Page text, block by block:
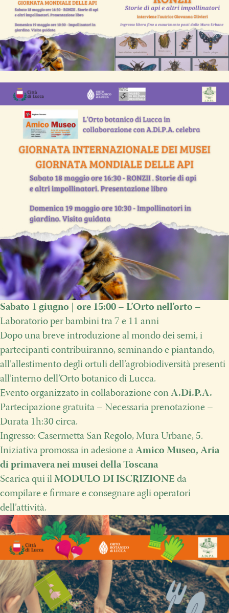
Sabato 1 giugno | ore 15:00 – L’Orto nell’orto –
Laboratorio per bambini tra 7 e 11 anni
Dopo una breve introduzione al mondo dei semi, i
partecipanti contribuiranno, seminando e piantando,
all’allestimento degli ortuli dell’agrobiodiversità presenti
all’interno dell’Orto botanico di Lucca.
Evento organizzato in collaborazione con A.Di.P.A.
Partecipazione gratuita – Necessaria prenotazione –
Durata 1h:30 circa.
Ingresso: Casermetta San Regolo, Mura Urbane, 5.
Iniziativa promossa in adesione a Amico Museo, Aria
di primavera nei musei della Toscana
Scarica qui il MODULO DI ISCRIZIONE da
compilare e firmare e consegnare agli operatori
dell’attività.